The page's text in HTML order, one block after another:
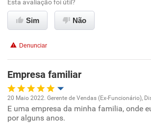
Conciliação com a vida familiar
Recomenda esta empresa
Esta avaliação foi útil?
Sim Não
Denunciar
Empresa familiar
Oportunidade de promoção
20 Maio 2022. Gerente de Vendas (Ex-Funcionário),
E uma empresa da minha familia, onde
por alguns anos.